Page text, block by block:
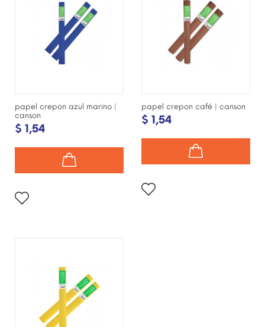
papel crepon azul marino |
canson
$ 1,54
papel crepon café | canson
$ 1,54